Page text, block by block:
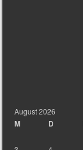
August 2026
M D